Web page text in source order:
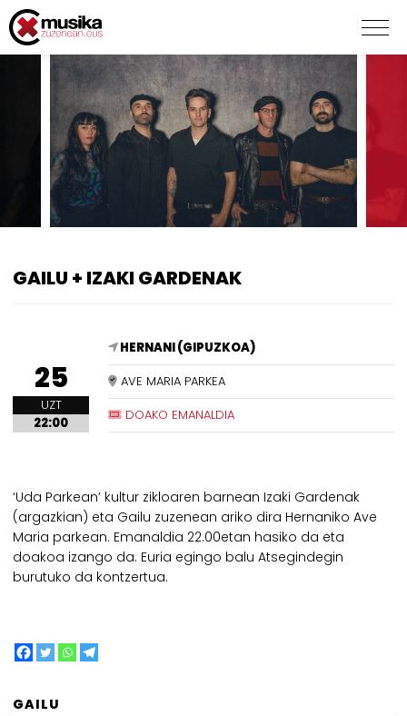
GAILU + IZAKI GARDENAK
25
UZT
22:00
HERNANI (GIPUZKOA)
AVE MARIA PARKEA
DOAKO EMANALDIA
‘Uda Parkean’ kultur zikloaren barnean Izaki Gardenak
(argazkian) eta Gailu zuzenean ariko dira Hernaniko Ave
Maria parkean. Emanaldia 22.00etan hasiko da eta
doakoa izango da. Euria egingo balu Atsegindegin
burutuko da kontzertua.
GAILU